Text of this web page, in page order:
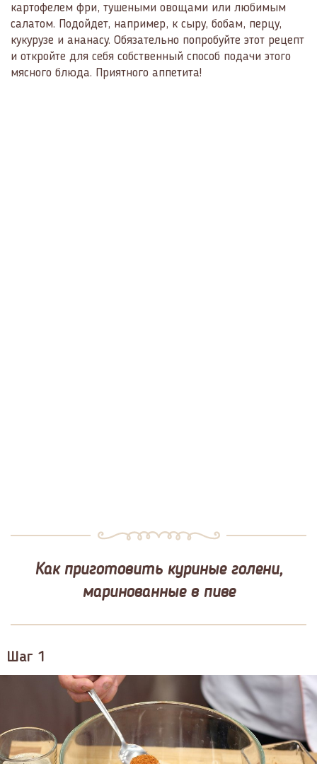
картофелем фри, тушеными овощами или любимым
салатом. Подойдет, например, к сыру, бобам, перцу,
кукурузе и ананасу. Обязательно попробуйте этот рецепт
и откройте для себя собственный способ подачи этого
мясного блюда. Приятного аппетита!
Как приготовить куриные голени,
маринованные в пиве
Шаг 1